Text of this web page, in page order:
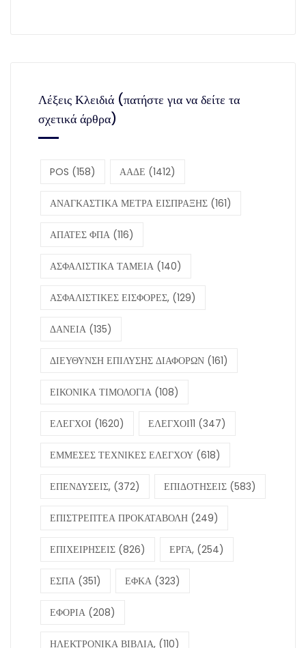
Λέξεις Κλειδιά (πατήστε για να δείτε τα
σχετικά άρθρα)
POS (158) ΑΑΔΕ (1412)
ΑΝΑΓΚΑΣΤΙΚΑ ΜΕΤΡΑ ΕΙΣΠΡΑΞΗΣ (161)
ΑΠΑΤΕΣ ΦΠΑ (116)
ΑΣΦΑΛΙΣΤΙΚΑ ΤΑΜΕΙΑ (140)
ΑΣΦΑΛΙΣΤΙΚΕΣ ΕΙΣΦΟΡΕΣ, (129)
ΔΑΝΕΙΑ (135)
ΔΙΕΥΘΥΝΣΗ ΕΠΙΛΥΣΗΣ ΔΙΑΦΟΡΩΝ (161)
ΕΙΚΟΝΙΚΑ ΤΙΜΟΛΟΓΙΑ (108)
ΕΛΕΓΧΟΙ (1620) ΕΛΕΓΧΟΙ11 (347)
ΕΜΜΕΣΕΣ ΤΕΧΝΙΚΕΣ ΕΛΕΓΧΟΥ (618)
ΕΠΕΝΔΥΣΕΙΣ, (372) ΕΠΙΔΟΤΗΣΕΙΣ (583)
ΕΠΙΣΤΡΕΠΤΕΑ ΠΡΟΚΑΤΑΒΟΛΗ (249)
ΕΠΙΧΕΙΡΗΣΕΙΣ (826) ΕΡΓΑ, (254)
ΕΣΠΑ (351) ΕΦΚΑ (323)
ΕΦΟΡΙΑ (208)
ΗΛΕΚΤΡΟΝΙΚΑ ΒΙΒΛΙΑ, (110)